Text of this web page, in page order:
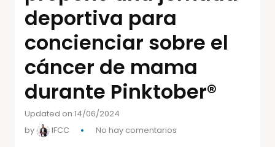
deportiva para
concienciar sobre el
cáncer de mama
durante Pinktober®
Updated on 14/06/2024
by
IFCC No hay comentarios